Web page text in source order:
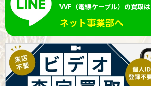
VVF（電線ケーブル）の買取は
ネット事業部へ